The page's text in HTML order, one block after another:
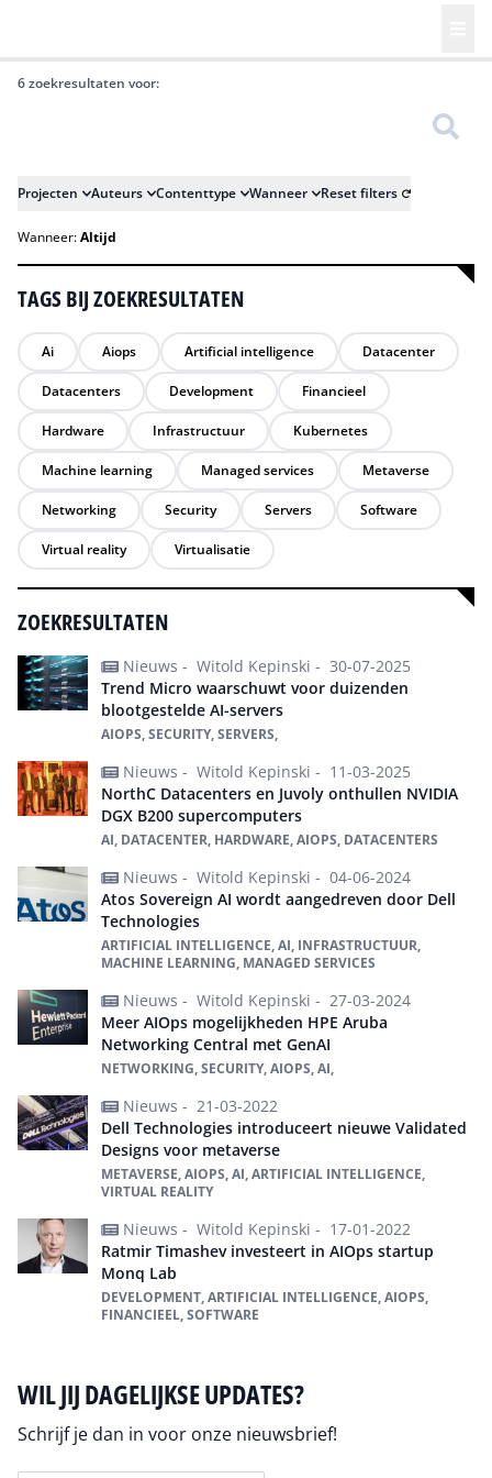
6 zoekresultaten voor:
Projecten Auteurs Contenttype Wanneer Reset filters
Wanneer:Altijd
ZOEKRESULTATEN
Nieuws - Witold Kepinski - 30-07-2025
Trend Micro waarschuwt voor duizenden
blootgestelde AI-servers
AIOPS, SECURITY, SERVERS,
Nieuws - Witold Kepinski - 11-03-2025
NorthC Datacenters en Juvoly onthullen NVIDIA
DGX B200 supercomputers
AI, DATACENTER, HARDWARE, AIOPS, DATACENTERS
Nieuws - Witold Kepinski - 04-06-2024
Atos Sovereign AI wordt aangedreven door Dell
Technologies
ARTIFICIAL INTELLIGENCE, AI, INFRASTRUCTUUR,
MACHINE LEARNING, MANAGED SERVICES
Nieuws - Witold Kepinski - 27-03-2024
Meer AIOps mogelijkheden HPE Aruba
Networking Central met GenAI
NETWORKING, SECURITY, AIOPS, AI,
Nieuws - 21-03-2022
Dell Technologies introduceert nieuwe Validated
Designs voor metaverse
METAVERSE, AIOPS, AI, ARTIFICIAL INTELLIGENCE,
VIRTUAL REALITY
Nieuws - Witold Kepinski - 17-01-2022
Ratmir Timashev investeert in AIOps startup
Monq Lab
DEVELOPMENT, ARTIFICIAL INTELLIGENCE, AIOPS,
FINANCIEEL, SOFTWARE
TAGS BIJ ZOEKRESULTATEN
Ai Aiops Artificial intelligence Datacenter
Datacenters Development Financieel
Hardware Infrastructuur Kubernetes
Machine learning Managed services Metaverse
Networking Security Servers Software
Virtual reality Virtualisatie
WIL JIJ DAGELIJKSE UPDATES?
Schrijf je dan in voor onze nieuwsbrief!